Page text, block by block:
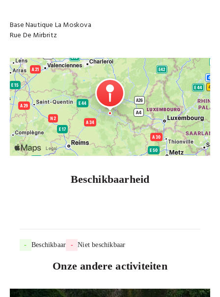
Base Nautique La Moskova
Rue De Mirbritz
Beschikbaarheid
- Beschikbaar - Niet beschikbaar
Onze andere activiteiten